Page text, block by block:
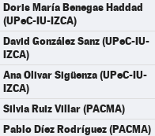
Doris María Benegas Haddad
(UPeC-IU-IZCA)
David González Sanz (UPeC-IU-
IZCA)
Ana Olivar Sigüenza (UPeC-IU-
IZCA)
Silvia Ruiz Villar (PACMA)
Pablo Díez Rodríguez (PACMA)